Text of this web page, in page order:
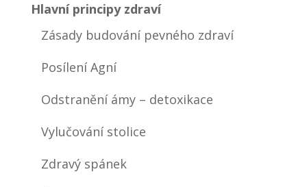
Hlavní principy zdraví
Zásady budování pevného zdraví
Posílení Agní
Odstranění ámy – detoxikace
Vylučování stolice
Zdravý spánek